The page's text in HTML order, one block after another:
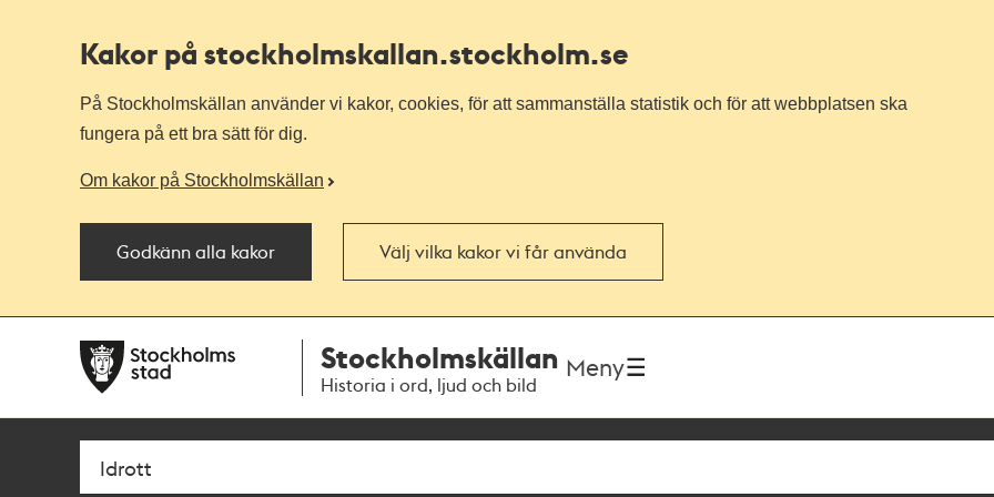
Kakor på stockholmskallan.stockholm.se
På Stockholmskällan använder vi kakor, cookies, för att sammanställa statistik och för att webbplatsen ska
fungera på ett bra sätt för dig.
Om kakor på Stockholmskällan
Godkänn alla kakor Välj vilka kakor vi får använda
navigationen
huvudinnehållet
Stockholmskällan
Historia i ord, ljud och bild
Meny
Sök